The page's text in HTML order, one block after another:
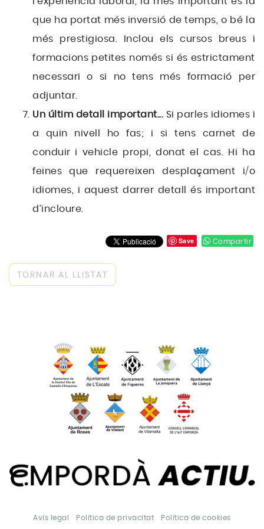
que ha portat més inversió de temps, o bé la
més prestigiosa. Inclou els cursos breus i
formacions petites només si és estrictament
necessari o si no tens més formació per
adjuntar.
Un últim detall important... Si parles idiomes i
a quin nivell ho fas; i si tens carnet de
conduir i vehicle propi, donat el cas. Hi ha
feines que requereixen desplaçament i/o
idiomes, i aquest darrer detall és important
d’incloure.
Save Compartir
TORNAR AL LLISTAT
Avís legal Política de privacitat Política de cookies